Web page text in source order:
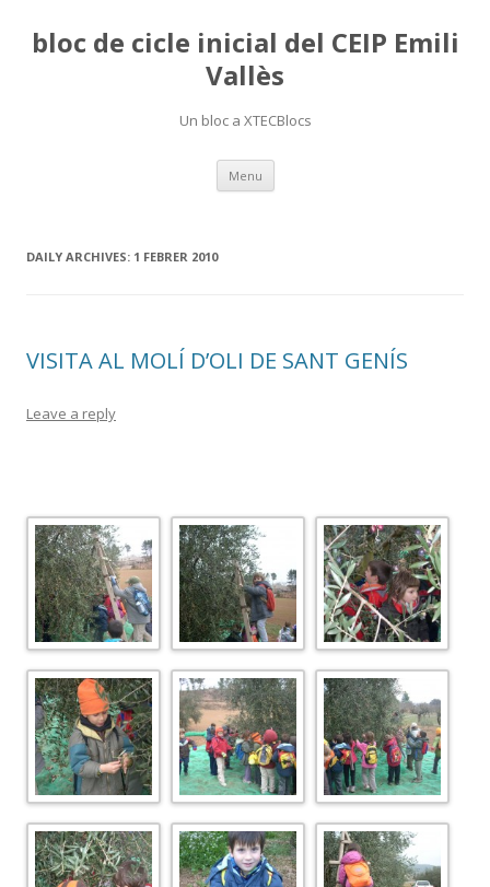
bloc de cicle inicial del CEIP Emili
Vallès
Un bloc a XTECBlocs
Menu Skip
content
DAILY ARCHIVES: 1 FEBRER 2010
VISITA AL MOLÍ D’OLI DE SANT GENÍS
Leave a reply